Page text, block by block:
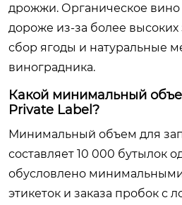
дрожжи. Органическое вино
дороже из-за более высоких
сбор ягоды и натуральные
виноградника.
Какой минимальный
Private Label?
Минимальный объем для
составляет 10 000 бутылок
обусловлено
этикеток и заказа пробок с